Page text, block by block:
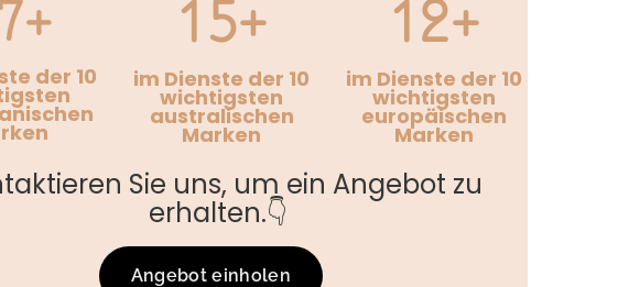
der 10
15+
im Dienste der 10
wichtigsten
australischen
Marken
12+
im Dienste der 10
wichtigsten
europäischen
Marken
Sie uns, um ein Angebot zu
erhalten.👇
Angebot einholen